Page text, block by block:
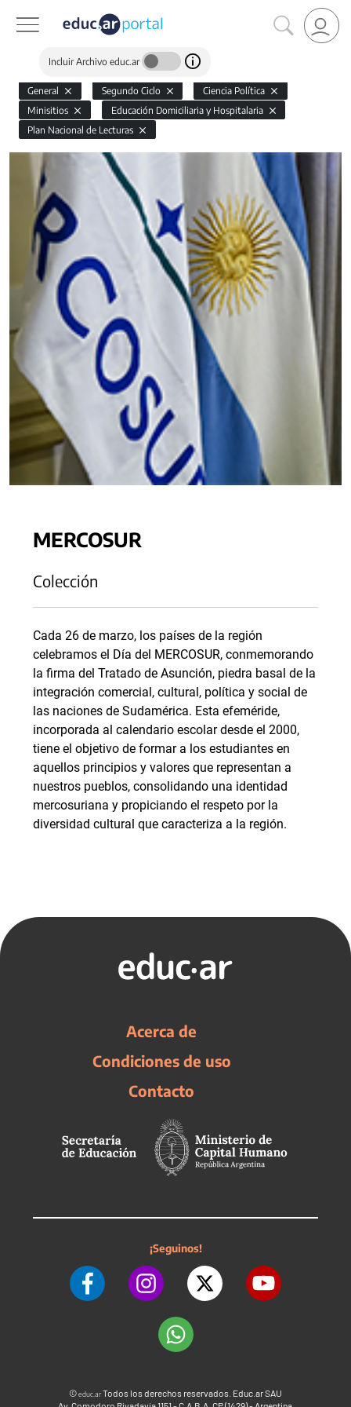
Incluir Archivo educ.ar
General Segundo Ciclo
Ciencia Política
Minisitios
Educación Domiciliaria y Hospitalaria
Plan Nacional de Lecturas
MERCOSUR
Colección
Cada 26 de marzo, los países de la región
celebramos el Día del MERCOSUR, conmemorando
la firma del Tratado de Asunción, piedra basal de la
integración comercial, cultural, política y social de
las naciones de Sudamérica. Esta efeméride,
incorporada al calendario escolar desde el 2000,
tiene el objetivo de formar a los estudiantes en
aquellos principios y valores que representan a
nuestros pueblos, consolidando una identidad
mercosuriana y propiciando el respeto por la
diversidad cultural que caracteriza a la región.
Acerca de
Condiciones de uso
Contacto
¡Seguinos!
©educ.arTodos los derechos reservados. Educ.ar SAU